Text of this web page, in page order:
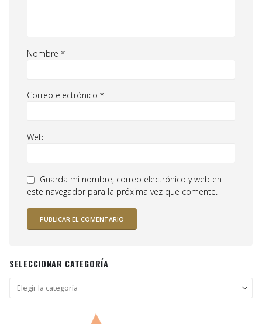
Nombre *
Correo electrónico *
Web
Guarda mi nombre, correo electrónico y web en
este navegador para la próxima vez que comente.
SELECCIONAR CATEGORÍA
Seleccionar
categoría